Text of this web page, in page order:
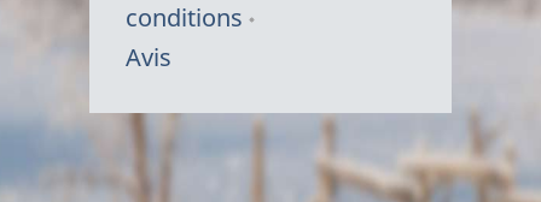
conditions
Avis
Symbole
Canada